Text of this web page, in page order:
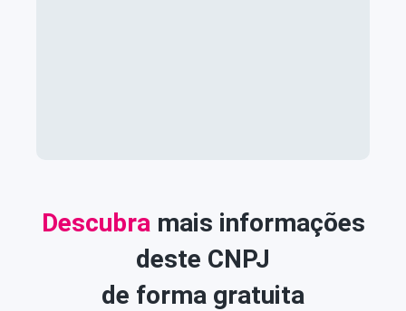
Descubra mais informações
deste CNPJ
de forma gratuita